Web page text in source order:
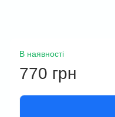
В наявності
770 грн